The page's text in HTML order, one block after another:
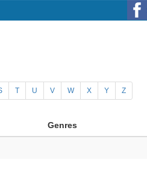
T U V W X Y Z
Genres